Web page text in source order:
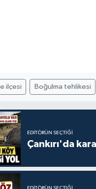
ilçesi Boğulma tehlikesi
EDITÖRÜN SEÇTIĞI
Çankırı'da
EDITÖRÜN SEÇTIĞI